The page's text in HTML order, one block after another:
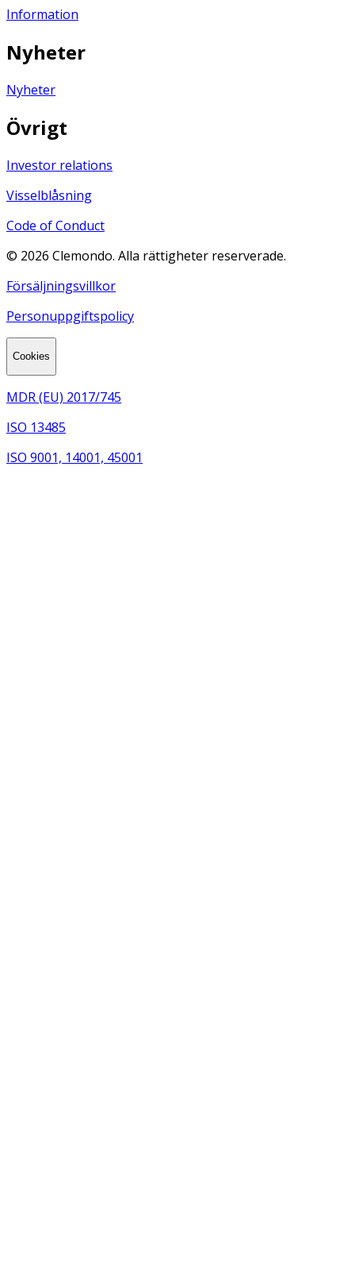
Information
Nyheter
Nyheter
Övrigt
Investor relations
Visselblåsning
Code of Conduct
© 2026 Clemondo. Alla rättigheter reserverade.
Försäljningsvillkor
Personuppgiftspolicy
Cookies
MDR (EU) 2017/745
ISO 13485
ISO 9001, 14001, 45001